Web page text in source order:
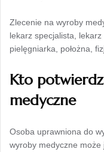
Zlecenie na wyroby
lekarz specjalista,
pielęgniarka, położna,
Kto
medyczne
Osoba uprawniona do
wyroby medyczne